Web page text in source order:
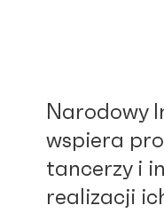
Narodowy
wspiera
tancerzy i
realizacji